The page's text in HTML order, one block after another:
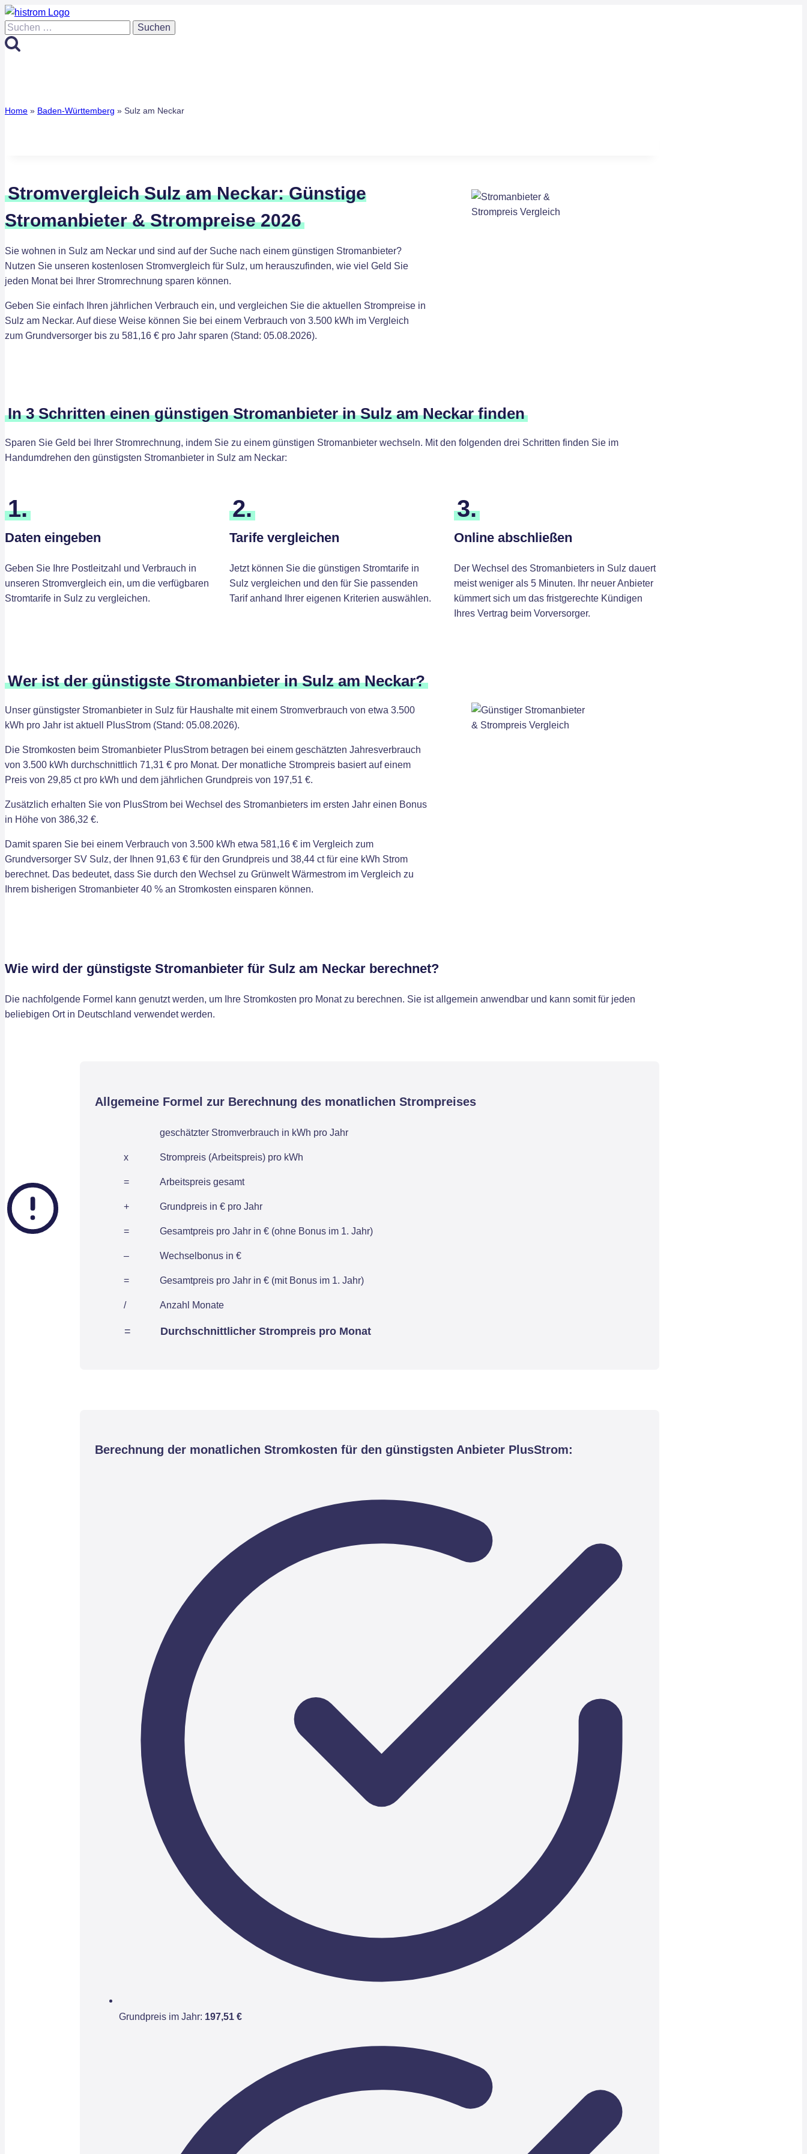
Zum
Inhalt
springen
Suchen
nach:
Home » Baden-Württemberg » Sulz am Neckar
Stromvergleich Sulz am Neckar: Günstige
Stromanbieter & Strompreise 2026
Sie wohnen in Sulz am Neckar und sind auf der Suche nach einem günstigen Stromanbieter?
Nutzen Sie unseren kostenlosen Stromvergleich für Sulz, um herauszufinden, wie viel Geld Sie
jeden Monat bei Ihrer Stromrechnung sparen können.
Geben Sie einfach Ihren jährlichen Verbrauch ein, und vergleichen Sie die aktuellen Strompreise in
Sulz am Neckar. Auf diese Weise können Sie bei einem Verbrauch von 3.500 kWh im Vergleich
zum Grundversorger bis zu 581,16 € pro Jahr sparen (Stand: 05.08.2026).
In 3 Schritten einen günstigen Stromanbieter in Sulz am Neckar finden
Sparen Sie Geld bei Ihrer Stromrechnung, indem Sie zu einem günstigen Stromanbieter wechseln. Mit den folgenden drei Schritten finden Sie im
Handumdrehen den günstigsten Stromanbieter in Sulz am Neckar:
1.
Daten eingeben
Geben Sie Ihre Postleitzahl und Verbrauch in
unseren Stromvergleich ein, um die verfügbaren
Stromtarife in Sulz zu vergleichen.
2.
Tarife vergleichen
Jetzt können Sie die günstigen Stromtarife in
Sulz vergleichen und den für Sie passenden
Tarif anhand Ihrer eigenen Kriterien auswählen.
3.
Online abschließen
Der Wechsel des Stromanbieters in Sulz dauert
meist weniger als 5 Minuten. Ihr neuer Anbieter
kümmert sich um das fristgerechte Kündigen
Ihres Vertrag beim Vorversorger.
Wer ist der günstigste Stromanbieter in Sulz am Neckar?
Unser günstigster Stromanbieter in Sulz für Haushalte mit einem Stromverbrauch von etwa 3.500
kWh pro Jahr ist aktuell PlusStrom (Stand: 05.08.2026).
Die Stromkosten beim Stromanbieter PlusStrom betragen bei einem geschätzten Jahresverbrauch
von 3.500 kWh durchschnittlich 71,31 € pro Monat. Der monatliche Strompreis basiert auf einem
Preis von 29,85 ct pro kWh und dem jährlichen Grundpreis von 197,51 €.
Zusätzlich erhalten Sie von PlusStrom bei Wechsel des Stromanbieters im ersten Jahr einen Bonus
in Höhe von 386,32 €.
Damit sparen Sie bei einem Verbrauch von 3.500 kWh etwa 581,16 € im Vergleich zum
Grundversorger SV Sulz, der Ihnen 91,63 € für den Grundpreis und 38,44 ct für eine kWh Strom
berechnet. Das bedeutet, dass Sie durch den Wechsel zu Grünwelt Wärmestrom im Vergleich zu
Ihrem bisherigen Stromanbieter 40 % an Stromkosten einsparen können.
Wie wird der günstigste Stromanbieter für Sulz am Neckar berechnet?
Die nachfolgende Formel kann genutzt werden, um Ihre Stromkosten pro Monat zu berechnen. Sie ist allgemein anwendbar und kann somit für jeden
beliebigen Ort in Deutschland verwendet werden.
Allgemeine Formel zur Berechnung des monatlichen Strompreises
geschätzter Stromverbrauch in kWh pro Jahr
x Strompreis (Arbeitspreis) pro kWh
= Arbeitspreis gesamt
+ Grundpreis in € pro Jahr
= Gesamtpreis pro Jahr in € (ohne Bonus im 1. Jahr)
– Wechselbonus in €
= Gesamtpreis pro Jahr in € (mit Bonus im 1. Jahr)
/ Anzahl Monate
= Durchschnittlicher Strompreis pro Monat
Berechnung der monatlichen Stromkosten für den günstigsten Anbieter PlusStrom:
Grundpreis im Jahr: 197,51 €